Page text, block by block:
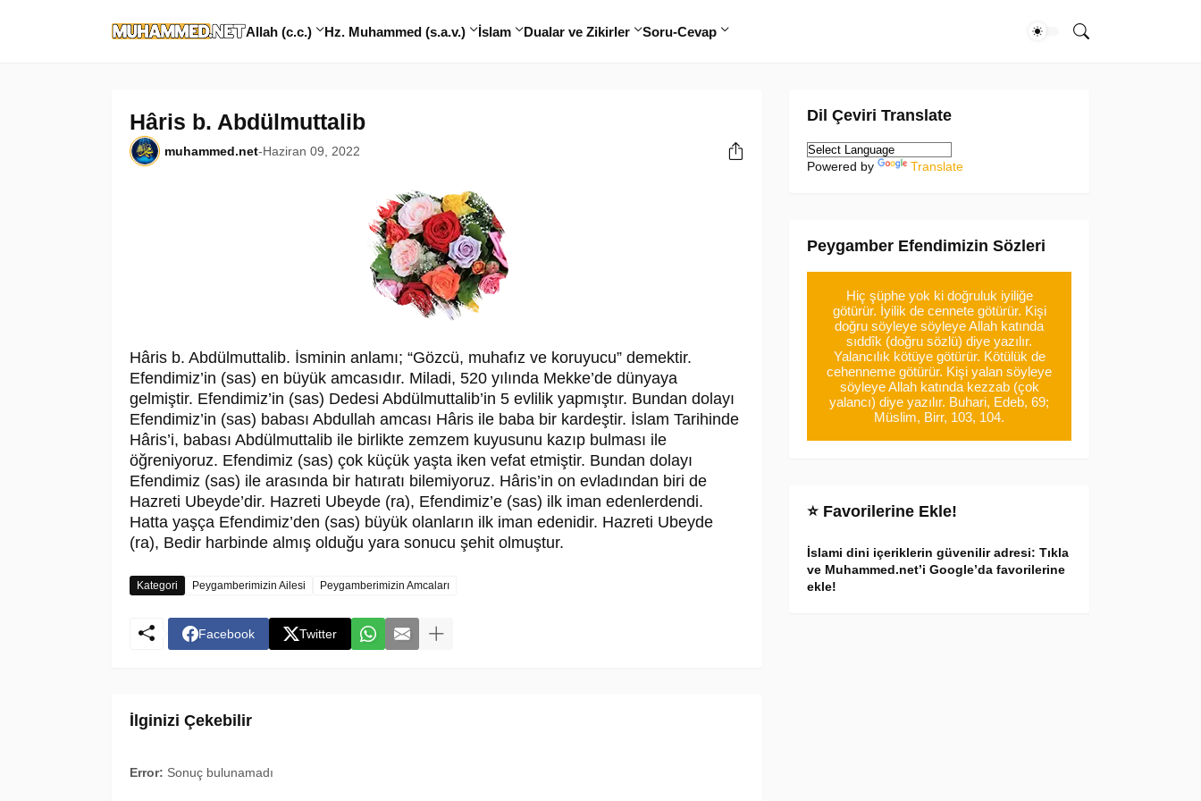
Allah (c.c.) Hz. Muhammed (s.a.v.) İslam Dualar ve Zikirler Soru-Cevap
Hâris b. Abdülmuttalib
muhammed.net-Haziran 09, 2022
Hâris b. Abdülmuttalib. İsminin anlamı; “Gözcü, muhafız ve koruyucu” demektir.
Efendimiz’in (sas) en büyük amcasıdır. Miladi, 520 yılında Mekke’de dünyaya
gelmiştir. Efendimiz’in (sas) Dedesi Abdülmuttalib’in 5 evlilik yapmıştır. Bundan dolayı
Efendimiz’in (sas) babası Abdullah amcası Hâris ile baba bir kardeştir. İslam Tarihinde
Hâris’i, babası Abdülmuttalib ile birlikte zemzem kuyusunu kazıp bulması ile
öğreniyoruz. Efendimiz (sas) çok küçük yaşta iken vefat etmiştir. Bundan dolayı
Efendimiz (sas) ile arasında bir hatıratı bilemiyoruz. Hâris’in on evladından biri de
Hazreti Ubeyde’dir. Hazreti Ubeyde (ra), Efendimiz’e (sas) ilk iman edenlerdendi.
Hatta yaşça Efendimiz’den (sas) büyük olanların ilk iman edenidir. Hazreti Ubeyde
(ra), Bedir harbinde almış olduğu yara sonucu şehit olmuştur.
Kategori Peygamberimizin Ailesi Peygamberimizin Amcaları
Facebook Twitter
İlginizi Çekebilir
Error: Sonuç bulunamadı
Dil Çeviri Translate
Powered by Translate
Peygamber Efendimizin Sözleri
Hiç şüphe yok ki doğruluk iyiliğe
götürür. İyilik de cennete götürür. Kişi
doğru söyleye söyleye Allah katında
sıddîk (doğru sözlü) diye yazılır.
Yalancılık kötüye götürür. Kötülük de
cehenneme götürür. Kişi yalan söyleye
söyleye Allah katında kezzab (çok
yalancı) diye yazılır. Buhari, Edeb, 69;
Müslim, Birr, 103, 104.
⭐ Favorilerine Ekle!
İslami dini içeriklerin güvenilir adresi: Tıkla
ve Muhammed.net’i Google’da favorilerine
ekle!